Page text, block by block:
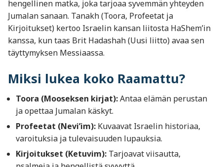
hengellinen matka, joka tarjoaa syvemmän yhteyden
Jumalan sanaan. Tanakh (Toora, Profeetat ja
Kirjoitukset) kertoo Israelin kansan liitosta HaShem’in
kanssa, kun taas Brit Hadashah (Uusi liitto) avaa sen
täyttymyksen Messiaassa.
Miksi lukea koko Raamattu?
Toora (Mooseksen kirjat):Antaa elämän perustan
ja opettaa Jumalan käskyt.
Profeetat (Nevi’im): Kuvaavat Israelin historiaa,
varoituksia ja tulevaisuuden lupauksia.
Kirjoitukset (Ketuvim): Tarjoavat viisautta,